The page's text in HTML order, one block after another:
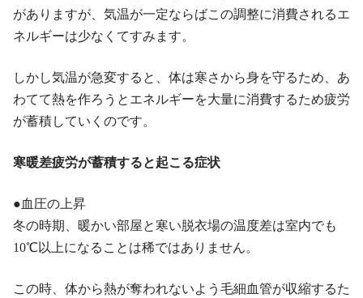
がありますが、気温が一定ならばこの調整に消費されるエ
ネルギーは少なくてすみます。
しかし気温が急変すると、体は寒さから身を守るため、あ
わてて熱を作ろうとエネルギーを大量に消費するため疲労
が蓄積していくのです。
寒暖差疲労が蓄積すると起こる症状
●血圧の上昇
冬の時期、暖かい部屋と寒い脱衣場の温度差は室内でも
10℃以上になることは稀ではありません。
この時、体から熱が奪われないよう毛細血管が収縮するた